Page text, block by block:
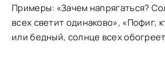
Примеры: «Зачем напрягаться?
всех светит одинаково», «Пофиг,
или бедный, солнце всех